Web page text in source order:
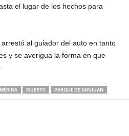
el lugar de los hechos para
al guiador del auto en tanto
y se averigua la forma en que
MÉRIDA MUERTO PARQUE DE SAN JUAN